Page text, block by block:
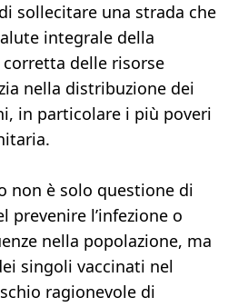
sollecitare una strada che
integrale della
delle risorse
nella distribuzione dei
in particolare i più poveri
non è solo questione di
prevenire l’infezione o
nella popolazione, ma
singoli vaccinati nel
ragionevole di